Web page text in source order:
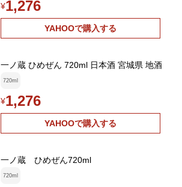
¥1,276
YAHOOで購入する
一ノ蔵 ひめぜん 720ml 日本酒 宮城県 地酒
720ml
¥1,276
YAHOOで購入する
一ノ蔵 ひめぜん720ml
720ml